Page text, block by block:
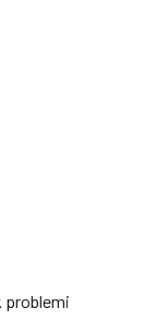
problemi